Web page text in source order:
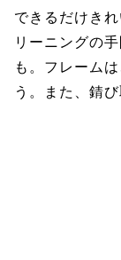
できるだけき
リーニングの
も。フレーム
う。また、錆